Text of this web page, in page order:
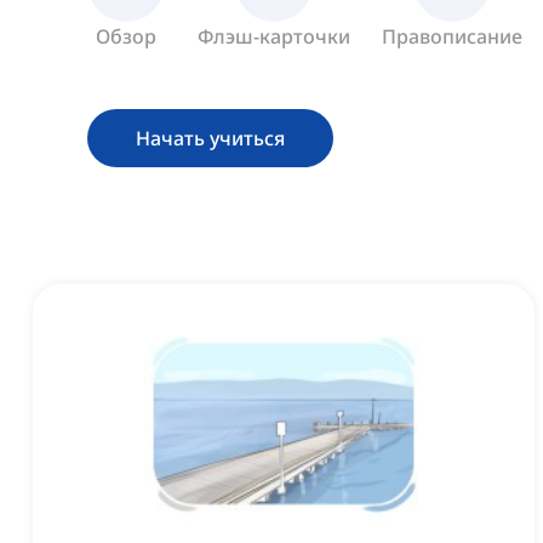
Обзор Флэш-карточки Правописание
Начать учиться